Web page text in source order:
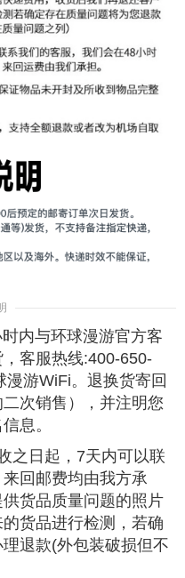
内与环球漫游官方客
客服热线:400-650-
游WiFi。退换货寄回
次销售），并注明您
息。
之日起，7天内可以联
回邮费均由我方承
货品质量问题的照片
货品进行检测，若确
退款(外包装破损但不